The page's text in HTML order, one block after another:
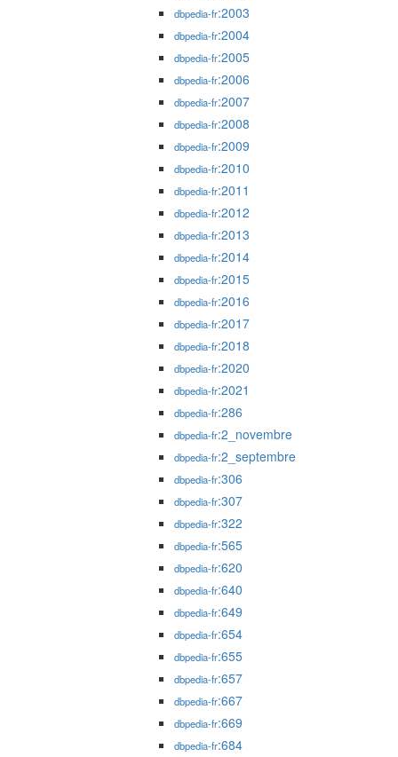
dbpedia-fr:2003
dbpedia-fr:2004
dbpedia-fr:2005
dbpedia-fr:2006
dbpedia-fr:2007
dbpedia-fr:2008
dbpedia-fr:2009
dbpedia-fr:2010
dbpedia-fr:2011
dbpedia-fr:2012
dbpedia-fr:2013
dbpedia-fr:2014
dbpedia-fr:2015
dbpedia-fr:2016
dbpedia-fr:2017
dbpedia-fr:2018
dbpedia-fr:2020
dbpedia-fr:2021
dbpedia-fr:286
dbpedia-fr:2_novembre
dbpedia-fr:2_septembre
dbpedia-fr:306
dbpedia-fr:307
dbpedia-fr:322
dbpedia-fr:565
dbpedia-fr:620
dbpedia-fr:640
dbpedia-fr:649
dbpedia-fr:654
dbpedia-fr:655
dbpedia-fr:657
dbpedia-fr:667
dbpedia-fr:669
dbpedia-fr:684